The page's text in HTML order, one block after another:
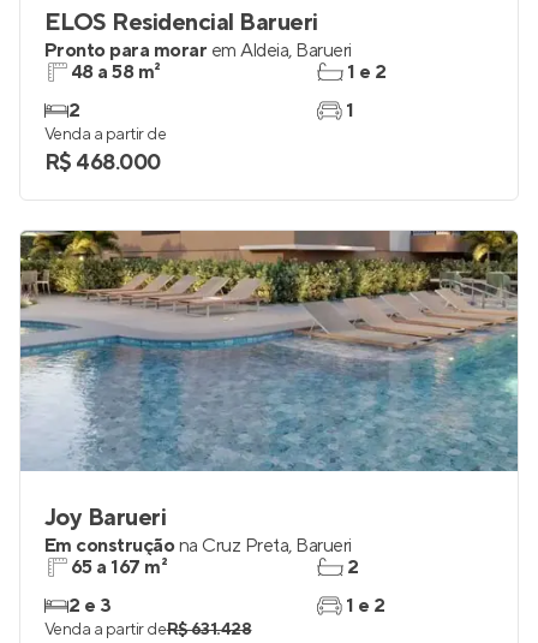
ELOS Residencial Barueri
Pronto para morar em Aldeia, Barueri
48 a 58 m²
2
1 e 2
1
Venda a partir de
R$ 468.000
Joy Barueri
Em construçãona Cruz Preta, Barueri
65 a 167 m²
2 e 3
2
1 e 2
Venda a partir deR$ 631.428